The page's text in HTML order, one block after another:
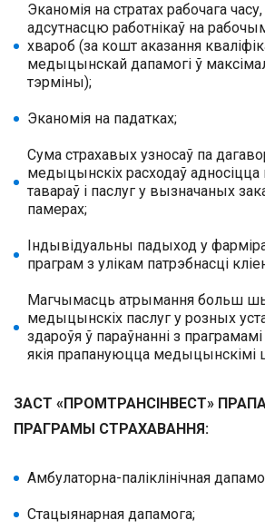
Эканомія на стратах рабочага
адсутнасцю работнікаў на
хвароб (за кошт аказання
медыцынскай дапамогі ў
тэрміны);
Эканомія на падатках;
Сума страхавых узносаў па
медыцынскіх расходаў
тавараў і паслуг у вызначаных
памерах;
Індывідуальны падыход у
праграм з улікам патрэбнасці
Магчымасць атрымання больш
медыцынскіх паслуг у розных
здароўя ў параўнанні з
якія прапануюцца медыцынскімі
ЗАСТ «ПРОМТРАНСІНВЕСТ»
ПРАГРАМЫ СТРАХАВАННЯ:
Амбулаторна-паліклінічная
Стацыянарная дапамога;